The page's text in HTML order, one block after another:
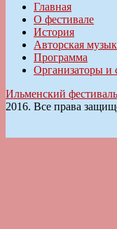
Главная
О фестивале
История
Авторская
Программа
Организаторы и
Ильменский
2016. Все права